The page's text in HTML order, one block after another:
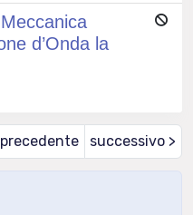
d’Onda la
precedente successivo >